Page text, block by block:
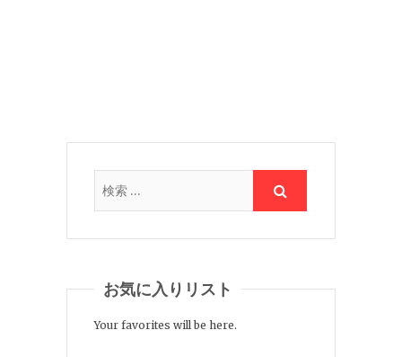
お気に入りリスト
Your favorites will be here.